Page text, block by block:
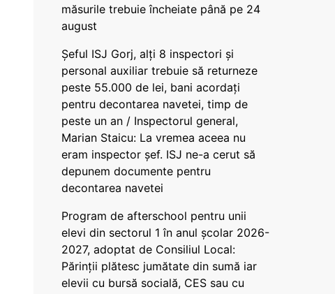
măsurile trebuie încheiate până pe 24
august
Șeful ISJ Gorj, alți 8 inspectori și
personal auxiliar trebuie să returneze
peste 55.000 de lei, bani acordați
pentru decontarea navetei, timp de
peste un an / Inspectorul general,
Marian Staicu: La vremea aceea nu
eram inspector șef. ISJ ne-a cerut să
depunem documente pentru
decontarea navetei
Program de afterschool pentru unii
elevi din sectorul 1 în anul școlar 2026-
2027, adoptat de Consiliul Local:
Părinții plătesc jumătate din sumă iar
elevii cu bursă socială, CES sau cu